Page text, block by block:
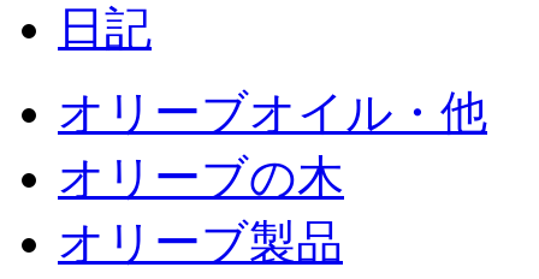
日記
オリーブオイル・他
オリーブの木
オリーブ製品